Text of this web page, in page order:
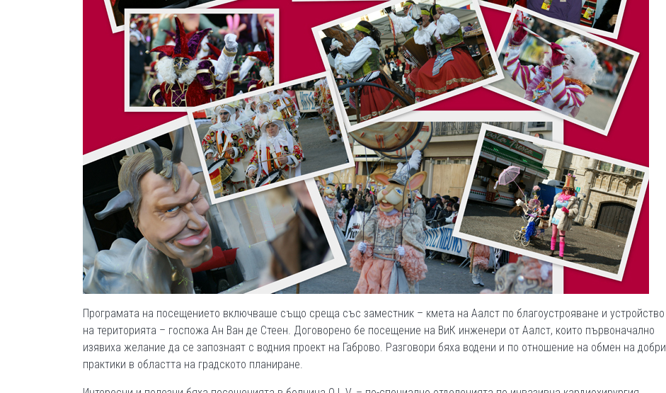
Програмата на посещението включваше също среща със заместник – кмета на Аалст по благоустрояване и устройство
на територията – госпожа Ан Ван де Стеен. Договорено бе посещение на ВиК инженери от Аалст, които първоначално
изявиха желание да се запознаят с водния проект на Габрово. Разговори бяха водени и по отношение на обмен на добри
практики в областта на градското планиране.